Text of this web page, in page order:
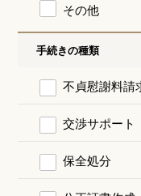
その他
手続きの種類
不貞慰謝料請
交渉サポート
保全処分